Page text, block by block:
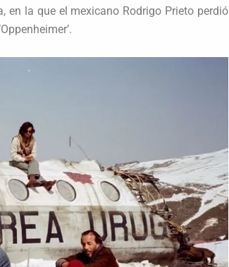
en la que el mexicano Rodrigo Prieto perdió